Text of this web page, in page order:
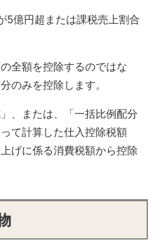
億円超または課税売上割合
全額を控除するのではな
のみを控除します。
、または、「一括比例配分
て計算した仕入控除税額
げに係る消費税額から控除